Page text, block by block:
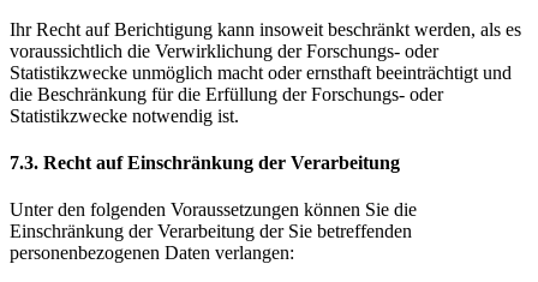
Ihr Recht auf Berichtigung kann insoweit beschränkt werden, als es
voraussichtlich die Verwirklichung der Forschungs- oder
Statistikzwecke unmöglich macht oder ernsthaft beeinträchtigt und
die Beschränkung für die Erfüllung der Forschungs- oder
Statistikzwecke notwendig ist.
7.3. Recht auf Einschränkung der Verarbeitung
Unter den folgenden Voraussetzungen können Sie die
Einschränkung der Verarbeitung der Sie betreffenden
personenbezogenen Daten verlangen: